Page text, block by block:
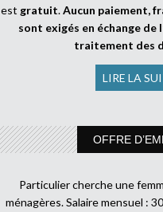
est gratuit.Aucun paiement,
sont exigés en échange de
traitement des
LIRE LA
OFFRE
Particulier cherche une
ménagères. Salaire mensuel :